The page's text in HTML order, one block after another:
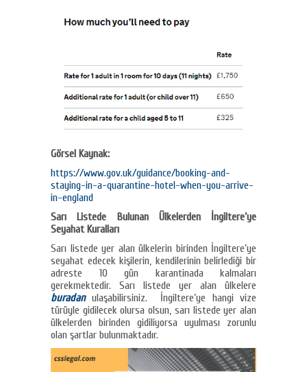
Görsel Kaynak:
https://www.gov.uk/guidance/booking-and-
staying-in-a-quarantine-hotel-when-you-arrive-
in-england
Sarı Listede Bulunan Ülkelerden İngiltere’ye
Seyahat Kuralları
Sarı listede yer alan ülkelerin birinden İngiltere’ye
seyahat edecek kişilerin, kendilerinin belirlediği bir
adreste 10 gün karantinada kalmaları
gerekmektedir. Sarı listede yer alan ülkelere
buradanulaşabilirsiniz. İngiltere’ye hangi vize
türüyle gidilecek olursa olsun, sarı listede yer alan
ülkelerden birinden gidiliyorsa uyulması zorunlu
olan şartlar bulunmaktadır.